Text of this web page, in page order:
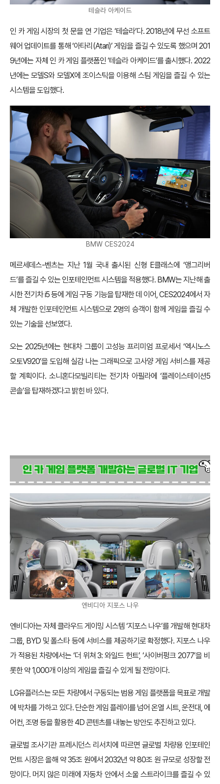
테슬라 아케이드
인 카 게임 시장의 첫 문을 연 기업은 ‘테슬라’다. 2018년에 무선 소프트
웨어 업데이트를 통해 ‘아타리(Atari)’ 게임을 즐길 수 있도록 했으며 201
9년에는 자체 인 카 게임 플랫폼인 ‘테슬라 아케이드’를 출시했다. 2022
년에는 모델S와 모델X에 조이스틱을 이용해 스팀 게임을 즐길 수 있는
시스템을 도입했다.
BMW CES2024
메르세데스-벤츠는 지난 1월 국내 출시된 신형 E클래스에 ‘앵그리버
드’를 즐길 수 있는 인포테인먼트 시스템을 적용했다. BMW는 지난해 출
시한 전기차 i5 등에 게임 구동 기능을 탑재한 데 이어, CES2024에서 자
체 개발한 인포테인먼트 시스템으로 2명의 승객이 함께 게임을 즐길 수
있는 기술을 선보였다.
오는 2025년에는 현대차 그룹이 고성능 프리미엄 프로세서 ‘엑시노스
오토V920’을 도입해 실감 나는 그래픽으로 고사양 게임 서비스를 제공
할 계획이다. 소니혼다모빌리티는 전기차 아필라에 ‘플레이스테이션5
콘솔’을 탑재하겠다고 밝힌 바 있다.
엔비디아 지포스 나우
엔비디아는 자체 클라우드 게이밍 시스템 ‘지포스 나우’를 개발해 현대차
그룹, BYD 및 폴스타 등에 서비스를 제공하기로 확정했다. 지포스 나우
가 적용된 차량에서는 ‘더 위쳐 3: 와일드 헌트’, ‘사이버펑크 2077’을 비
롯한 약 1,000개 이상의 게임을 즐길 수 있게 될 전망이다.
LG유플러스는 모든 차량에서 구동되는 범용 게임 플랫폼을 목표로 개발
에 박차를 가하고 있다. 단순한 게임 플레이를 넘어 온열 시트, 운전대, 에
어컨, 조명 등을 활용한 4D 콘텐츠를 내놓는 방안도 추진하고 있다.
글로벌 조사기관 프레시던스 리서치에 따르면 글로벌 차량용 인포테인
먼트 시장은 올해 약 35조 원에서 2032년 약 80조 원 규모로 성장할 전
망이다. 머지 않은 미래에 자동차 안에서 소울 스트라이크를 즐길 수 있